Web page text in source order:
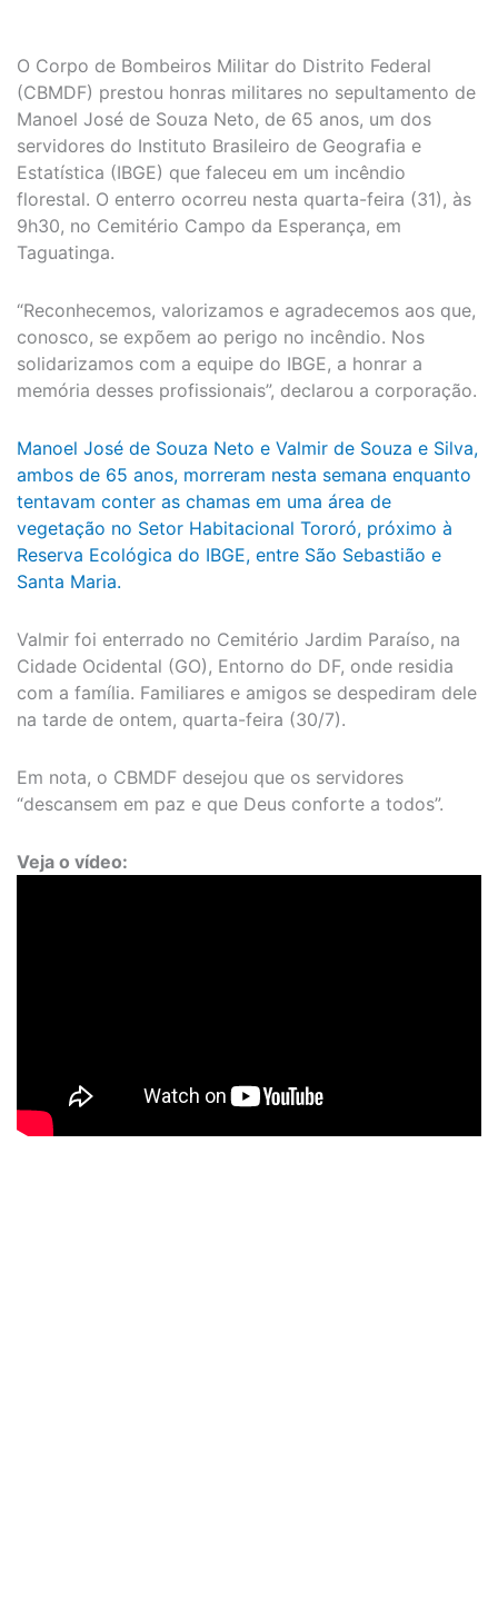
O Corpo de Bombeiros Militar do Distrito Federal
(CBMDF) prestou honras militares no sepultamento de
Manoel José de Souza Neto, de 65 anos, um dos
servidores do Instituto Brasileiro de Geografia e
Estatística (IBGE) que faleceu em um incêndio
florestal. O enterro ocorreu nesta quarta-feira (31), às
9h30, no Cemitério Campo da Esperança, em
Taguatinga.
“Reconhecemos, valorizamos e agradecemos aos que,
conosco, se expõem ao perigo no incêndio. Nos
solidarizamos com a equipe do IBGE, a honrar a
memória desses profissionais”, declarou a corporação.
Manoel José de Souza Neto e Valmir de Souza e Silva,
ambos de 65 anos, morreram nesta semana enquanto
tentavam conter as chamas em uma área de
vegetação no Setor Habitacional Tororó, próximo à
Reserva Ecológica do IBGE, entre São Sebastião e
Santa Maria.
Valmir foi enterrado no Cemitério Jardim Paraíso, na
Cidade Ocidental (GO), Entorno do DF, onde residia
com a família. Familiares e amigos se despediram dele
na tarde de ontem, quarta-feira (30/7).
Em nota, o CBMDF desejou que os servidores
“descansem em paz e que Deus conforte a todos”.
Veja o vídeo: